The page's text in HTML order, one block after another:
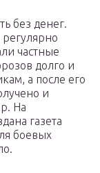
без денег.
частные
долго и
а после его
и
На
газета
боевых